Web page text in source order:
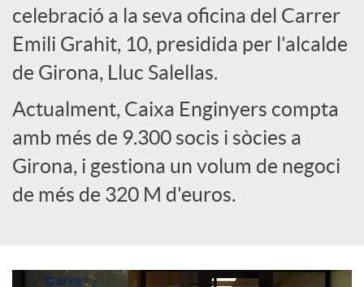
s
S
o
c
celebració a la seva oficina del Carrer
Emili Grahit, 10, presidida per l'alcalde
de Girona, Lluc Salellas.
Actualment, Caixa Enginyers compta
amb més de 9.300 socis i sòcies a
Girona, i gestiona un volum de negoci
de més de 320 M d'euros.